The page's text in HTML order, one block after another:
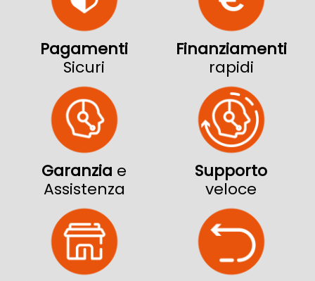
Pagamenti
Sicuri
Finanziamenti
rapidi
Garanzia e
Assistenza
Supporto
veloce